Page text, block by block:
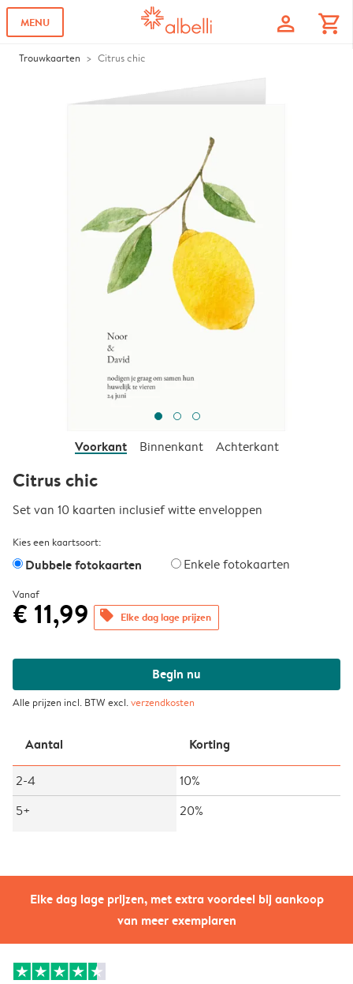
MENU profile shopping_cart
Trouwkaarten Citrus chic
Elke dag lage prijzen, met extra voordeel bij aankoop
van meer exemplaren
Voorkant Binnenkant Achterkant
Citrus chic
Set van 10 kaarten inclusief witte enveloppen
Kies een kaartsoort:
Dubbele fotokaarten Enkele fotokaarten
Vanaf
€ 11,99 offers Elke dag lage prijzen
Begin nu
Alle prijzen incl. BTW excl.verzendkosten
Aantal Korting
2-4
10%
5+
20%